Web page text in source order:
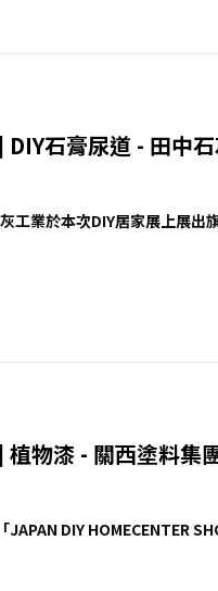
石膏尿道 - 田中
工業於本次DIY居家展上展
植物漆 - 關西塗料
DIY HOMECENTER